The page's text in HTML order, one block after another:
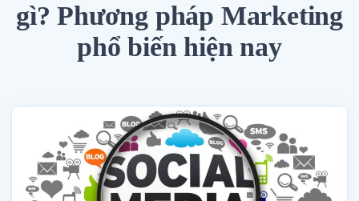
gì? Phương pháp Marketing
phổ biến hiện nay